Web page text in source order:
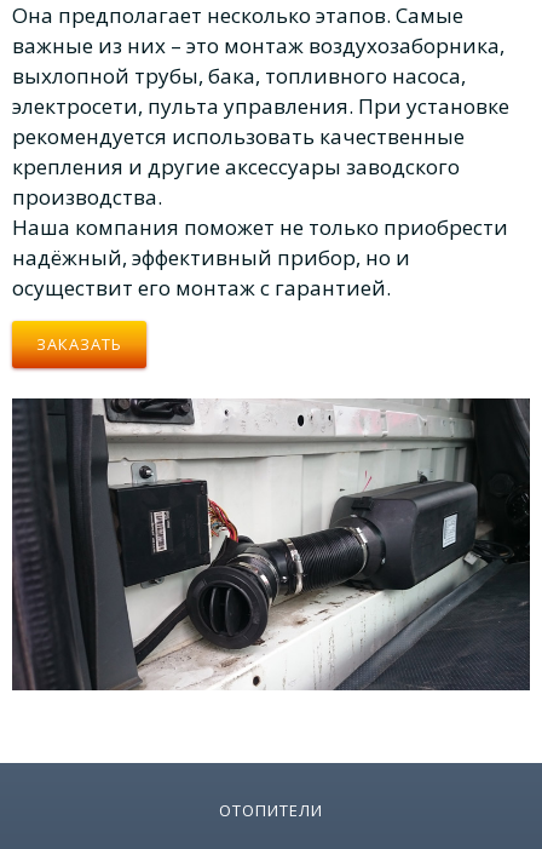
Она предполагает несколько этапов. Самые
важные из них – это монтаж воздухозаборника,
выхлопной трубы, бака, топливного насоса,
электросети, пульта управления. При установке
рекомендуется использовать качественные
крепления и другие аксессуары заводского
производства.
Наша компания поможет не только приобрести
надёжный, эффективный прибор, но и
осуществит его монтаж с гарантией.
ЗАКАЗАТЬ
ОТОПИТЕЛИ